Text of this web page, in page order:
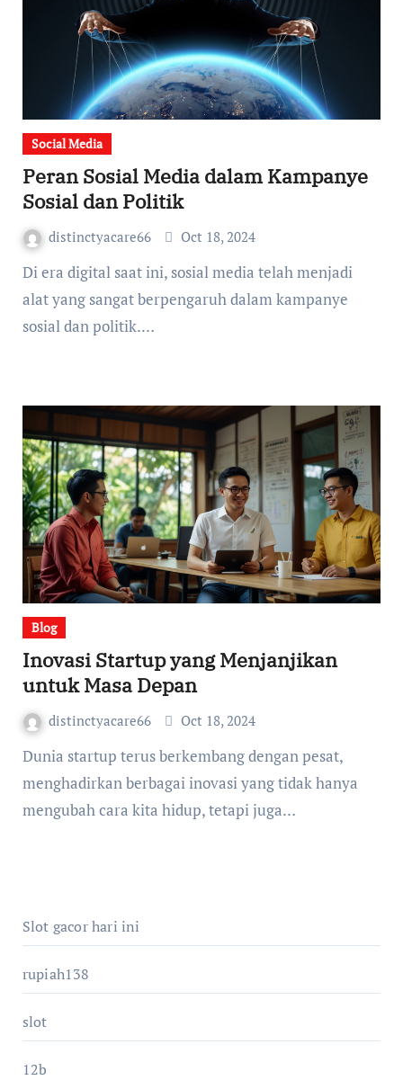
Social Media
Peran Sosial Media dalam Kampanye
Sosial dan Politik
distinctyacare66 Oct 18, 2024
Di era digital saat ini, sosial media telah menjadi
alat yang sangat berpengaruh dalam kampanye
sosial dan politik.…
Blog
Inovasi Startup yang Menjanjikan
untuk Masa Depan
distinctyacare66 Oct 18, 2024
Dunia startup terus berkembang dengan pesat,
menghadirkan berbagai inovasi yang tidak hanya
mengubah cara kita hidup, tetapi juga…
Slot gacor hari ini
rupiah138
slot
12b